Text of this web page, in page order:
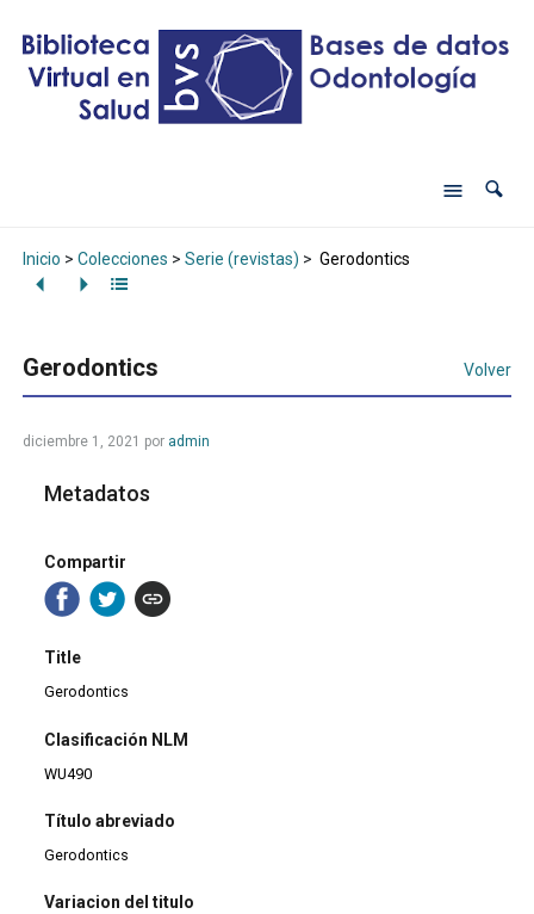
Inicio > Colecciones > Serie (revistas) > Gerodontics
Gerodontics Volver
diciembre 1, 2021 por admin
Metadatos
Compartir
Title
Gerodontics
Clasificación NLM
WU490
Título abreviado
Gerodontics
Variacion del titulo